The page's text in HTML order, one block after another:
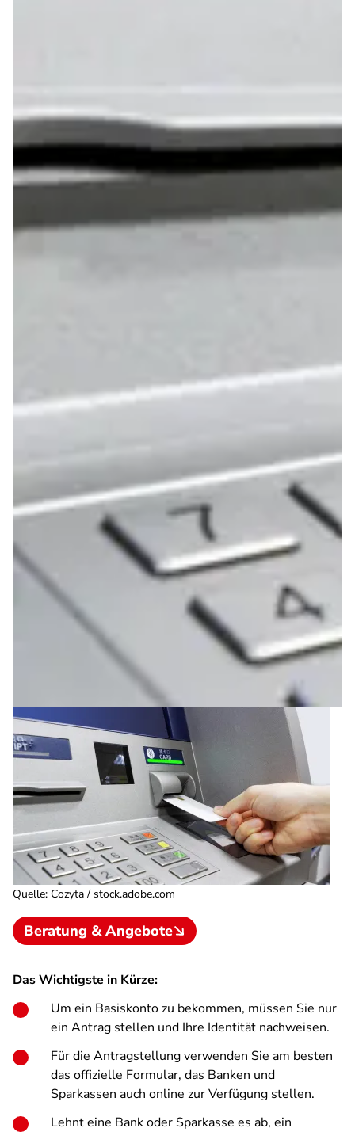
Quelle: Cozyta / stock.adobe.com
Beratung & Angebote
Das Wichtigste in Kürze:
Um ein Basiskonto zu bekommen, müssen Sie nur
ein Antrag stellen und Ihre Identität nachweisen.
Für die Antragstellung verwenden Sie am besten
das offizielle Formular, das Banken und
Sparkassen auch online zur Verfügung stellen.
Lehnt eine Bank oder Sparkasse es ab, ein